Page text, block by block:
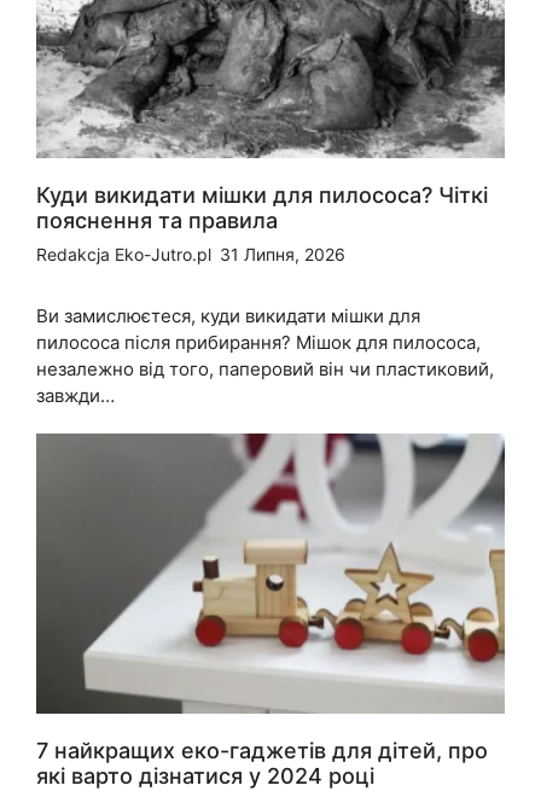
Куди викидати мішки для пилососа? Чіткі
пояснення та правила
Redakcja Eko-Jutro.pl 31 Липня, 2026
Ви замислюєтеся, куди викидати мішки для
пилососа після прибирання? Мішок для пилососа,
незалежно від того, паперовий він чи пластиковий,
завжди…
7 найкращих еко-гаджетів для дітей, про
які варто дізнатися у 2024 році